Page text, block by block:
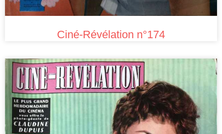
Ciné-Révélation n°174